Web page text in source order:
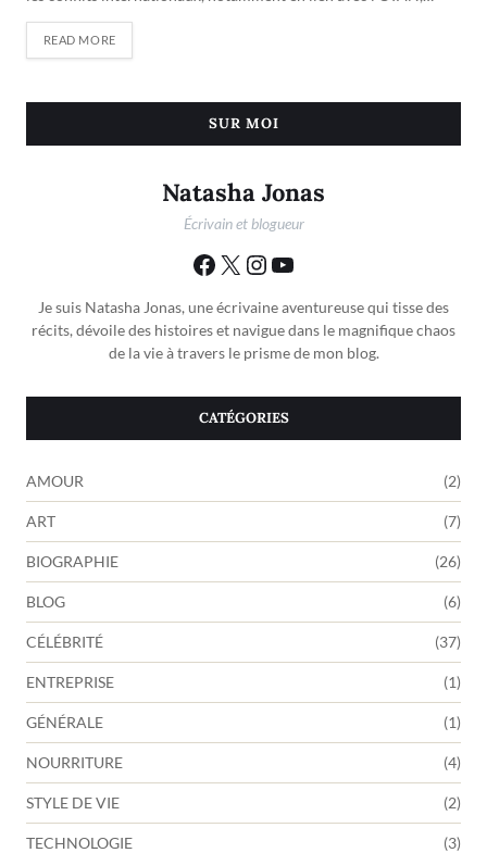
READ MORE
SUR MOI
Natasha Jonas
Écrivain et blogueur
Je suis Natasha Jonas, une écrivaine aventureuse qui tisse des
récits, dévoile des histoires et navigue dans le magnifique chaos
de la vie à travers le prisme de mon blog.
CATÉGORIES
AMOUR (2)
ART (7)
BIOGRAPHIE (26)
BLOG (6)
CÉLÉBRITÉ (37)
ENTREPRISE (1)
GÉNÉRALE (1)
NOURRITURE (4)
STYLE DE VIE (2)
TECHNOLOGIE (3)